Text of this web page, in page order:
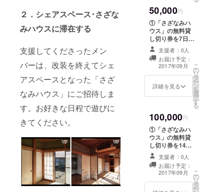
２．シェアスペース･さざな
みハウスに滞在する
支援してくださったメン
バーは、改装を終えてシェ
アスペースとなった「さざ
なみハウス」にご招待しま
す。お好きな日程で遊びに
きてください。
予定のボードに
支援者の方全員
のお名前を記載
させていただき
ます。
50,000円
①「さざなみハ
ウス」の無料貸
し切り券を7日分
プレゼントしま
す。 ②「さざな
みハウス」のオ
リジナルTシャツ
を１枚プレゼン
トします。
予定のボードに
支援者の方全員
のお名前を記載
させていただき
ます。
支援者：0人
お届け予定：
2017年09月
詳細を見る
こ
の
リ
タ
ー
ン
を
選
択
す
る
100,000円
①「さざなみハ
ウス」の無料貸
し切り券を14日
分プレゼントし
ます。 ②「さざ
なみハウス」の
オリジナルTシャ
ツを１枚プレゼ
支援者：0人
お届け予定：
2017年09月
こ
の
リ
タ
ー